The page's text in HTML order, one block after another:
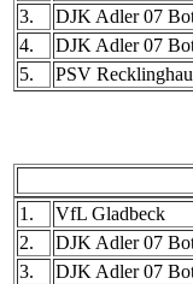
3.
DJK Adler 07
4.
DJK Adler 07
5.
PSV
1.
VfL Gladbeck
2.
DJK Adler 07
3.
DJK Adler 07